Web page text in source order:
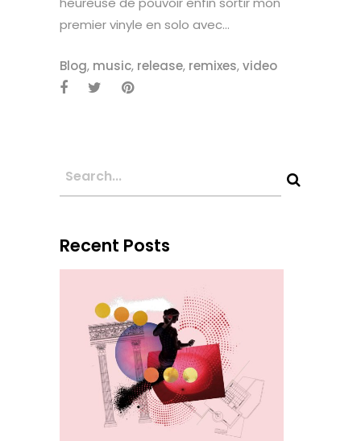
premier vinyle en solo avec...
Blog, music, release, remixes,video
Recent Posts